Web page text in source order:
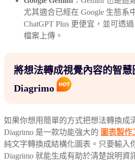
尤其適合已經在 Google 生態系
ChatGPT Plus 更便宜，並可透
檔案上傳。
將想法轉成視覺內容的智慧
Diagrimo
如果你想用簡單的方式把想法轉換成
Diagrimo 是一款功能強大的 圖表製作
純文字轉換成結構化圖表。只要輸入
Diagrimo 就能生成有助於清楚說明資